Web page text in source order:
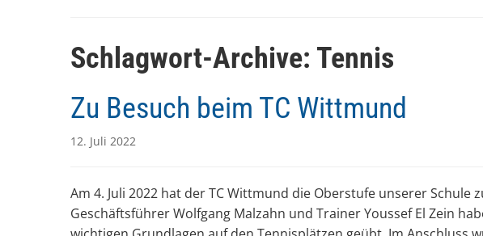
Schlagwort-Archive: Tennis
Zu Besuch beim TC Wittmund
12. Juli 2022
Am 4. Juli 2022 hat der TC Wittmund die Oberstufe unserer Schule
Geschäftsführer Wolfgang Malzahn und Trainer Youssef El Zein